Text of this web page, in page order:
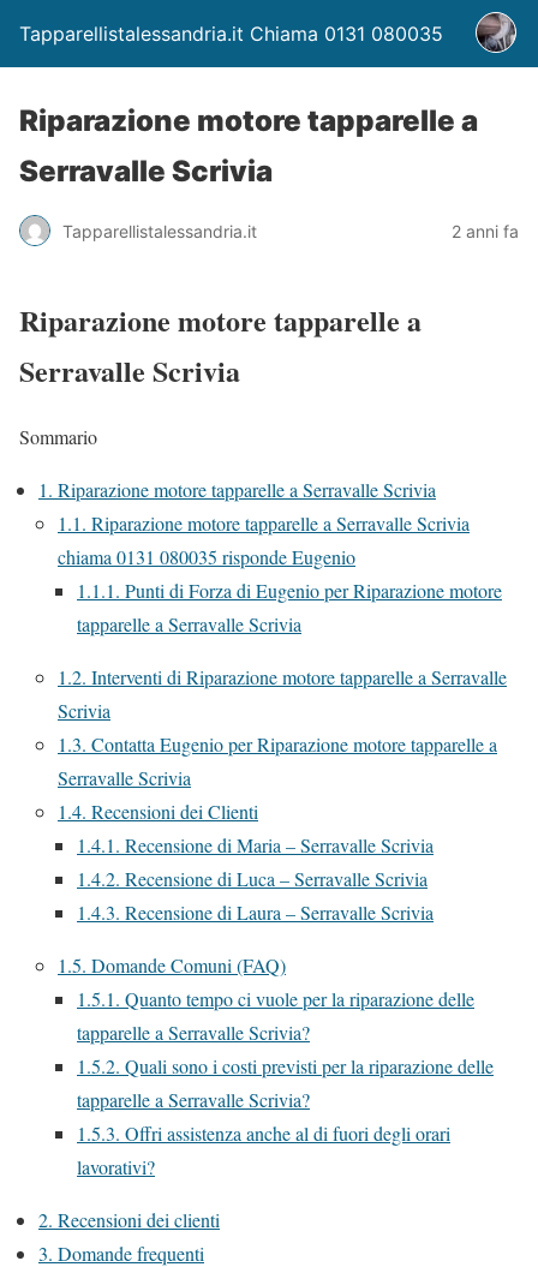
Tapparellistalessandria.it Chiama 0131 080035
Riparazione motore tapparelle a
Serravalle Scrivia
Tapparellistalessandria.it 2 anni fa
Riparazione motore tapparelle a
Serravalle Scrivia
Sommario
1. Riparazione motore tapparelle a Serravalle Scrivia
1.1. Riparazione motore tapparelle a Serravalle Scrivia
chiama 0131 080035 risponde Eugenio
1.1.1. Punti di Forza di Eugenio per Riparazione motore
tapparelle a Serravalle Scrivia
1.2. Interventi di Riparazione motore tapparelle a Serravalle
Scrivia
1.3. Contatta Eugenio per Riparazione motore tapparelle a
Serravalle Scrivia
1.4. Recensioni dei Clienti
1.4.1. Recensione di Maria – Serravalle Scrivia
1.4.2. Recensione di Luca – Serravalle Scrivia
1.4.3. Recensione di Laura – Serravalle Scrivia
1.5. Domande Comuni (FAQ)
1.5.1. Quanto tempo ci vuole per la riparazione delle
tapparelle a Serravalle Scrivia?
1.5.2. Quali sono i costi previsti per la riparazione delle
tapparelle a Serravalle Scrivia?
1.5.3. Offri assistenza anche al di fuori degli orari
lavorativi?
2. Recensioni dei clienti
3. Domande frequenti